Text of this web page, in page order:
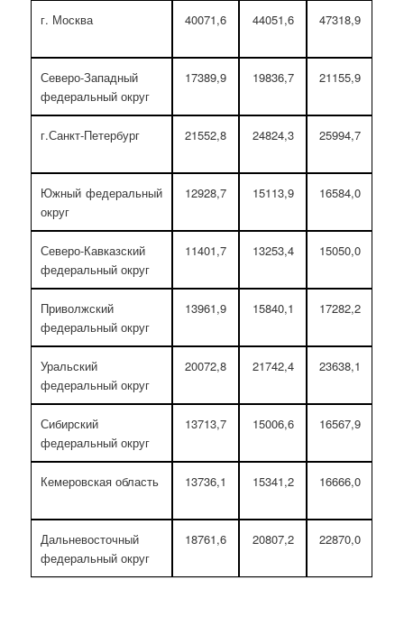
г. Москва 40071,6 44051,6 47318,9
Северо-Западный
федеральный округ
17389,9 19836,7 21155,9
г.Санкт-Петербург 21552,8 24824,3 25994,7
Южный федеральный
округ
12928,7 15113,9 16584,0
Северо-Кавказский
федеральный округ
11401,7 13253,4 15050,0
Приволжский
федеральный округ
13961,9 15840,1 17282,2
Уральский
федеральный округ
20072,8 21742,4 23638,1
Сибирский
федеральный округ
13713,7 15006,6 16567,9
Кемеровская область 13736,1 15341,2 16666,0
Дальневосточный
федеральный округ
18761,6 20807,2 22870,0